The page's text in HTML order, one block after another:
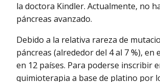
la doctora Kindler. Actualmente, no
páncreas avanzado.
Debido a la relativa rareza de
páncreas (alrededor del 4 al 7 %),
en 12 países. Para poderse inscribir
quimioterapia a base de platino por